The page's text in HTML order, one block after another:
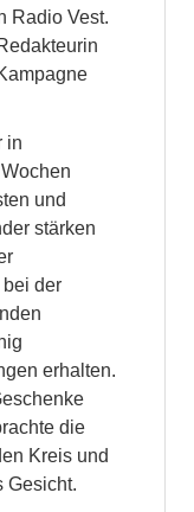
Radio Vest.
in
und
stärken
bei der
erhalten.
die
Kreis und
Gesicht.